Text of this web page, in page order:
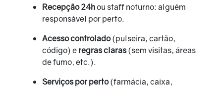
Recepção 24hou staff noturno: alguém
responsável por perto.
Acesso controlado(pulseira, cartão,
código) e regras claras(sem visitas, áreas
de fumo, etc.).
Serviços por perto(farmácia, caixa,